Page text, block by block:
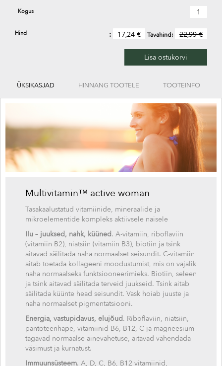
Kogus
Hind 17,24 € Tavahind: 22,99 €
Lisa ostukorvi
ÜKSIKASJAD HINNANG TOOTELE TOOTEINFO
Multivitamin™ active woman
Tasakaalustatud vitamiinide, mineraalide ja
mikroelementide kompleks aktiivsele naisele
Ilu – juuksed, nahk, küüned. A-vitamiin, riboflaviin
(vitamiin B2), niatsiin (vitamiin B3), biotiin ja tsink
aitavad säilitada naha normaalset seisundit. C-vitamiin
aitab toetada kollageeni moodustumist, mis on vajalik
naha normaalseks funktsiooneerimieks. Biotiin, seleen
ja tsink aitavad säilitada terveid juukseid. Tsink aitab
säilitada küünte head seisundit. Vask hoiab juuste ja
naha normaalset pigmentatsiooni.
Energia, vastupidavus, elujõud. Riboflaviin, niatsiin,
pantoteenhape, vitamiinid B6, B12, C ja magneesium
tagavad normaalse ainevahetuse, aitavad vähendada
väsimust ja kurnatust.
Immuunsüsteem. A, D, C, B6, B12 vitamiinid,